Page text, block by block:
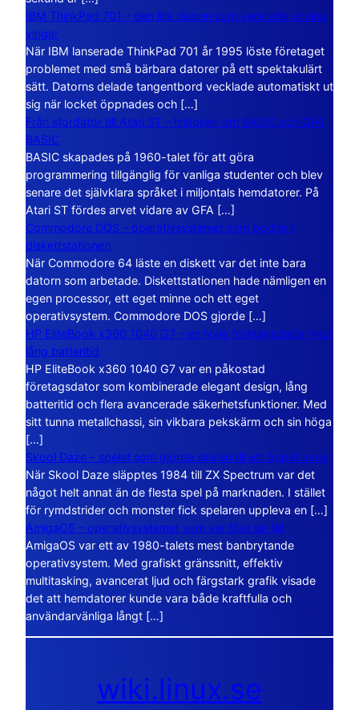
IBM ThinkPad 701 – den lilla datorn som vecklade ut sina
vingar
När IBM lanserade ThinkPad 701 år 1995 löste företaget
problemet med små bärbara datorer på ett spektakulärt
sätt. Datorns delade tangentbord vecklade automatiskt ut
sig när locket öppnades och […]
Från stordator till Atari ST – historien om BASIC och GFA
BASIC
BASIC skapades på 1960-talet för att göra
programmering tillgänglig för vanliga studenter och blev
senare det självklara språket i miljontals hemdatorer. På
Atari ST fördes arvet vidare av GFA […]
Commodore DOS – operativsystemet som bodde i
diskettstationen
När Commodore 64 läste en diskett var det inte bara
datorn som arbetade. Diskettstationen hade nämligen en
egen processor, ett eget minne och ett eget
operativsystem. Commodore DOS gjorde […]
HP EliteBook x360 1040 G7 – en lyxig företagsdator med
lång batteritid
HP EliteBook x360 1040 G7 var en påkostad
företagsdator som kombinerade elegant design, lång
batteritid och flera avancerade säkerhetsfunktioner. Med
sitt tunna metallchassi, sin vikbara pekskärm och sin höga
[…]
Skool Daze – spelet som gjorde skolan till ett öppet kaos
När Skool Daze släpptes 1984 till ZX Spectrum var det
något helt annat än de flesta spel på marknaden. I stället
för rymdstrider och monster fick spelaren uppleva en […]
AmigaOS – operativsystemet som var före sin tid
AmigaOS var ett av 1980-talets mest banbrytande
operativsystem. Med grafiskt gränssnitt, effektiv
multitasking, avancerat ljud och färgstark grafik visade
det att hemdatorer kunde vara både kraftfulla och
användarvänliga långt […]
wiki.linux.se